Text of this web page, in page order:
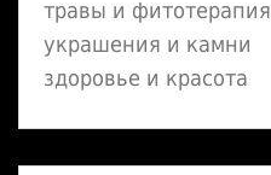
травы и фитотерапия
украшения и камни
здоровье и красота